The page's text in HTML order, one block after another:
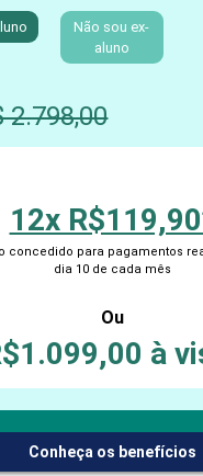
Não sou ex-
aluno
2.798,00
12x
concedido para pagamentos
dia 10 de cada mês
Ou
à
Conheça os benefícios